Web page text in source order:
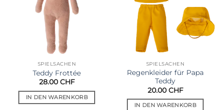
SPIELSACHEN
Teddy Frottée
28.00 CHF
IN DEN WARENKORB
SPIELSACHEN
Regenkleider für Papa
Teddy
20.00 CHF
IN DEN WARENKORB